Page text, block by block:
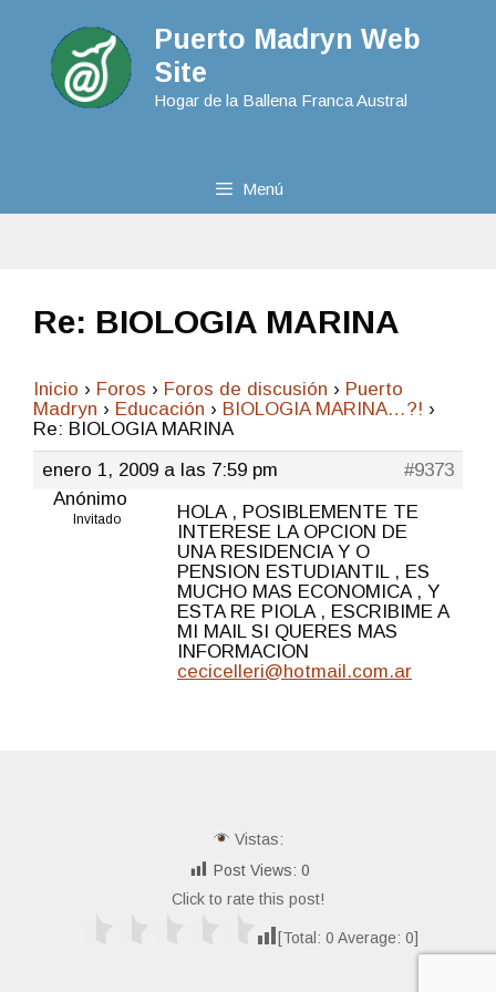
Puerto Madryn Web
Site
Hogar de la Ballena Franca Austral
Menú
Re: BIOLOGIA MARINA
Inicio › Foros › Foros de discusión › Puerto
Madryn › Educación › BIOLOGIA MARINA…?! ›
Re: BIOLOGIA MARINA
enero 1, 2009 a las 7:59 pm
#9373
Anónimo
Invitado
HOLA , POSIBLEMENTE TE
INTERESE LA OPCION DE
UNA RESIDENCIA Y O
PENSION ESTUDIANTIL , ES
MUCHO MAS ECONOMICA , Y
ESTA RE PIOLA , ESCRIBIME A
MI MAIL SI QUERES MAS
INFORMACION
cecicelleri@hotmail.com.ar
Vistas:
Post Views: 0
Click to rate this post!
[Total: 0 Average: 0]